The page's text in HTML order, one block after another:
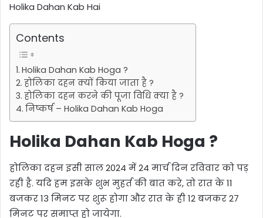
Holika Dahan Kab Hai
Contents
Holika Dahan Kab Hoga ?
होलिका दहन क्यों किया जाता है ?
होलिका दहन करने की पूजा विधि क्या है ?
निष्कर्ष – Holika Dahan Kab Hoga
Holika Dahan Kab Hoga ?
होलिका दहन इसी साल 2024 में 24 मार्च दिन रविवार को पड़
रही है. यदि हम इसके शुभ मुहर्त की बात करे, तो रात के 11
बजकर 13 मिनट पर शुरू होगा और रात के ही 12 बजकर 27
मिनट पर समाप्त हो जायेगा.